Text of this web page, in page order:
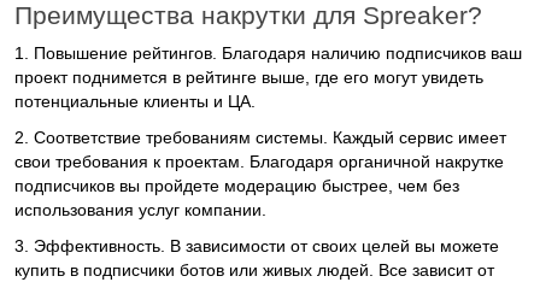
Преимущества накрутки для Spreaker?
1. Повышение рейтингов. Благодаря наличию подписчиков ваш
проект поднимется в рейтинге выше, где его могут увидеть
потенциальные клиенты и ЦА.
2. Соответствие требованиям системы. Каждый сервис имеет
свои требования к проектам. Благодаря органичной накрутке
подписчиков вы пройдете модерацию быстрее, чем без
использования услуг компании.
3. Эффективность. В зависимости от своих целей вы можете
купить в подписчики ботов или живых людей. Все зависит от